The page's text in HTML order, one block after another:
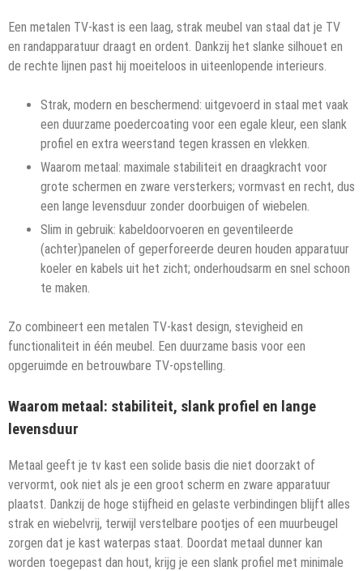
Een metalen TV-kast is een laag, strak meubel van staal dat je TV
en randapparatuur draagt en ordent. Dankzij het slanke silhouet en
de rechte lijnen past hij moeiteloos in uiteenlopende interieurs.
Strak, modern en beschermend: uitgevoerd in staal met vaak
een duurzame poedercoating voor een egale kleur, een slank
profiel en extra weerstand tegen krassen en vlekken.
Waarom metaal: maximale stabiliteit en draagkracht voor
grote schermen en zware versterkers; vormvast en recht, dus
een lange levensduur zonder doorbuigen of wiebelen.
Slim in gebruik: kabeldoorvoeren en geventileerde
(achter)panelen of geperforeerde deuren houden apparatuur
koeler en kabels uit het zicht; onderhoudsarm en snel schoon
te maken.
Zo combineert een metalen TV-kast design, stevigheid en
functionaliteit in één meubel. Een duurzame basis voor een
opgeruimde en betrouwbare TV-opstelling.
Waarom metaal: stabiliteit, slank profiel en lange
levensduur
Metaal geeft je tv kast een solide basis die niet doorzakt of
vervormt, ook niet als je een groot scherm en zware apparatuur
plaatst. Dankzij de hoge stijfheid en gelaste verbindingen blijft alles
strak en wiebelvrij, terwijl verstelbare pootjes of een muurbeugel
zorgen dat je kast waterpas staat. Doordat metaal dunner kan
worden toegepast dan hout, krijg je een slank profiel met minimale